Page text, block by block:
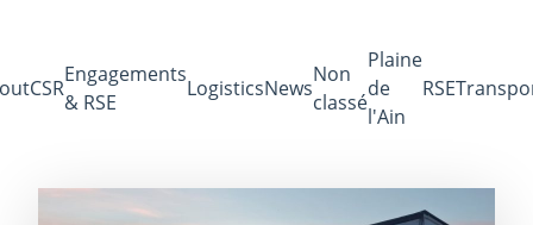
CSR
Engagements
& RSE
LogisticsNews
Non
classé
Plaine
de
l'Ain
RSE